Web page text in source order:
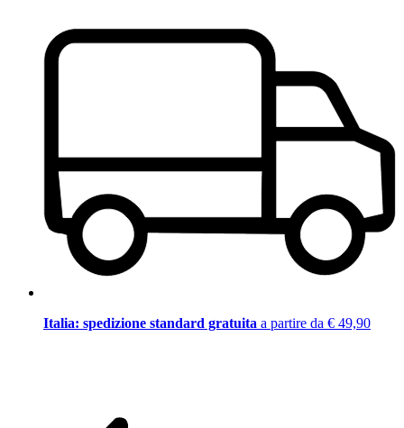
Italia: spedizione standard gratuita a partire da € 49,90